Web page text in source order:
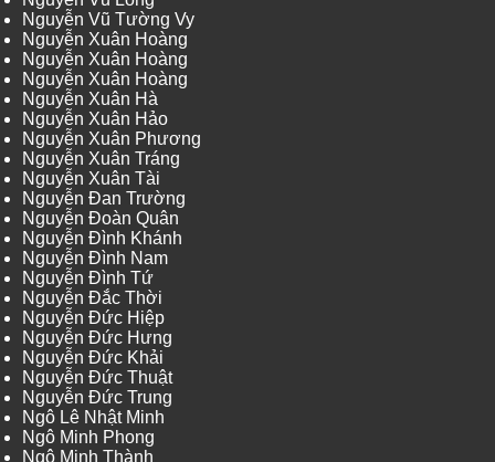
Nguyễn Vũ Tường Vy
Nguyễn Xuân Hoàng
Nguyễn Xuân Hoàng
Nguyễn Xuân Hoàng
Nguyễn Xuân Hà
Nguyễn Xuân Hảo
Nguyễn Xuân Phương
Nguyễn Xuân Tráng
Nguyễn Xuân Tài
Nguyễn Đan Trường
Nguyễn Đoàn Quân
Nguyễn Đình Khánh
Nguyễn Đình Nam
Nguyễn Đình Tứ
Nguyễn Đắc Thời
Nguyễn Đức Hiệp
Nguyễn Đức Hưng
Nguyễn Đức Khải
Nguyễn Đức Thuật
Nguyễn Đức Trung
Ngô Lê Nhật Minh
Ngô Minh Phong
Ngô Minh Thành